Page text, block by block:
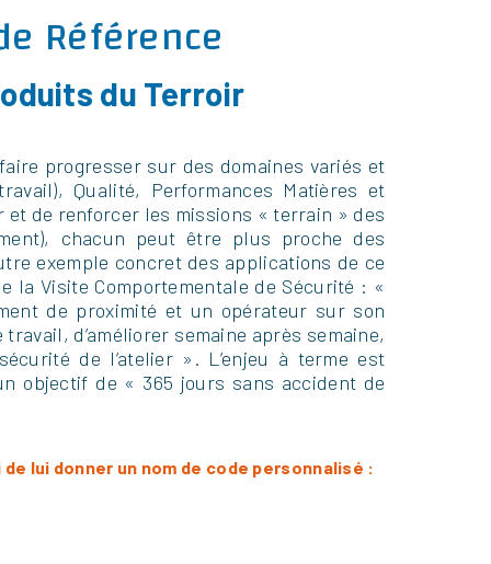
Référence
du Terroir
progresser sur des domaines variés et
Qualité, Performances Matières et
et de renforcer les missions « terrain » des
chacun peut être plus proche des
exemple concret des applications de ce
la Visite Comportementale de Sécurité : «
de proximité et un opérateur sur son
d’améliorer semaine après semaine,
de l’atelier ». L’enjeu à terme est
objectif de « 365 jours sans accident de
lui donner un nom de code personnalisé :